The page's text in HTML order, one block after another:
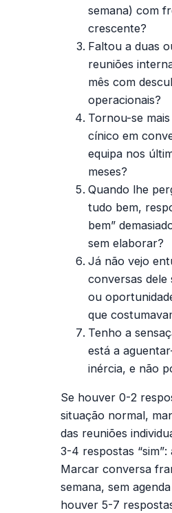
semana) com
crescente?
Faltou a duas
reuniões
mês com
operacionais?
Tornou-se
cínico em
equipa nos
meses?
Quando lhe
tudo bem,
bem”
sem elaborar?
Já não vejo
conversas dele
ou
que
Tenho a
está a
inércia, e não
Se houver 0-2
situação normal,
das reuniões
3-4 respostas “sim”:
Marcar conversa
semana, sem
houver 5-7